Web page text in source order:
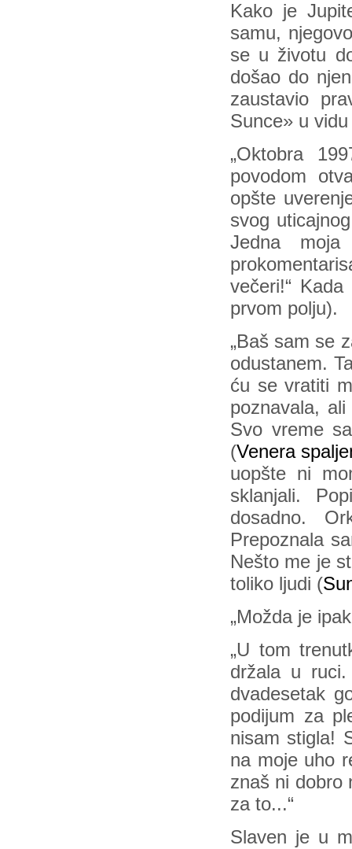
Kako je
samu,
se u životu
došao do
zaustavio
Sunce» u
„Oktobra
povodom
opšte
svog
Jedna
večeri!“
prvom polju).
„Baš sam se
odustanem.
ću se vratiti
poznavala,
Svo vreme
(Venera
uopšte ni
sklanjali.
dosadno.
Prepoznala
Nešto me je
toliko ljudi (
„Možda je
„U tom
držala u
dvadesetak
podijum za
nisam stigla!
na moje uho
znaš ni dobro
za to...“
Slaven je u